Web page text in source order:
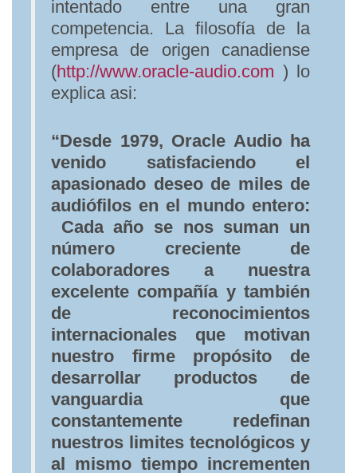
intentado entre una gran
competencia. La filosofía de la
empresa de origen canadiense
(http://www.oracle-audio.com ) lo
explica asi:
“Desde 1979, Oracle Audio ha
venido satisfaciendo el
apasionado deseo de miles de
audiófilos en el mundo entero:
Cada año se nos suman un
número creciente de
colaboradores a nuestra
excelente compañía y también
de reconocimientos
internacionales que motivan
nuestro firme propósito de
desarrollar productos de
vanguardia que
constantemente redefinan
nuestros limites tecnológicos y
al mismo tiempo incrementen